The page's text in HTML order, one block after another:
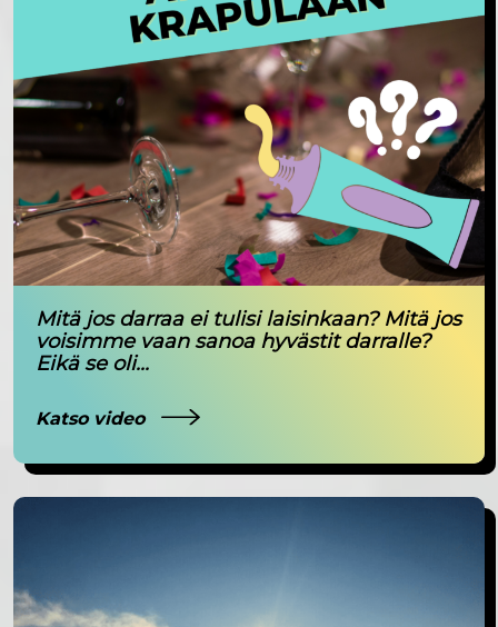
Mitä jos darraa ei tulisi laisinkaan? Mitä jos
voisimme vaan sanoa hyvästit darralle?
Eikä se oli...
Katso video